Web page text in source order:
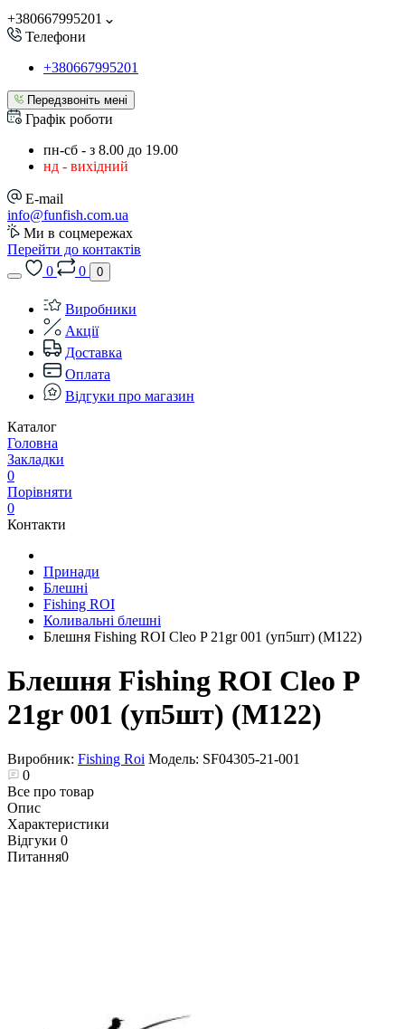
+380667995201
Телефони
+380667995201
Передзвоніть мені
Графік роботи
пн-сб - з 8.00 до 19.00
нд - вихідний
E-mail
info@funfish.com.ua
Ми в соцмережах
Перейти до контактів
0
0 0
Виробники
Акції
Доставка
Оплата
Відгуки про магазин
Каталог
Головна
Закладки
0
Порівняти
0
Контакти
Принади
Блешні
Fishing ROI
Коливальні блешні
Блешня Fishing ROI Cleo P 21gr 001 (уп5шт) (M122)
Блешня Fishing ROI Cleo P
21gr 001 (уп5шт) (M122)
Виробник: Fishing Roi Модель: SF04305-21-001
0
Все про товар
Опис
Характеристики
Відгуки 0
Питання0